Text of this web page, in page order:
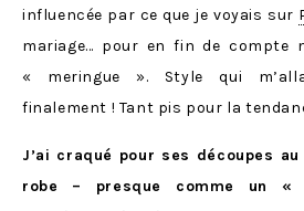
influencée par ce que je voyais sur
mariage… pour en fin de compte
« meringue ». Style qui
finalement ! Tant pis pour la
J’ai craqué pour ses découpes
robe – presque comme un «